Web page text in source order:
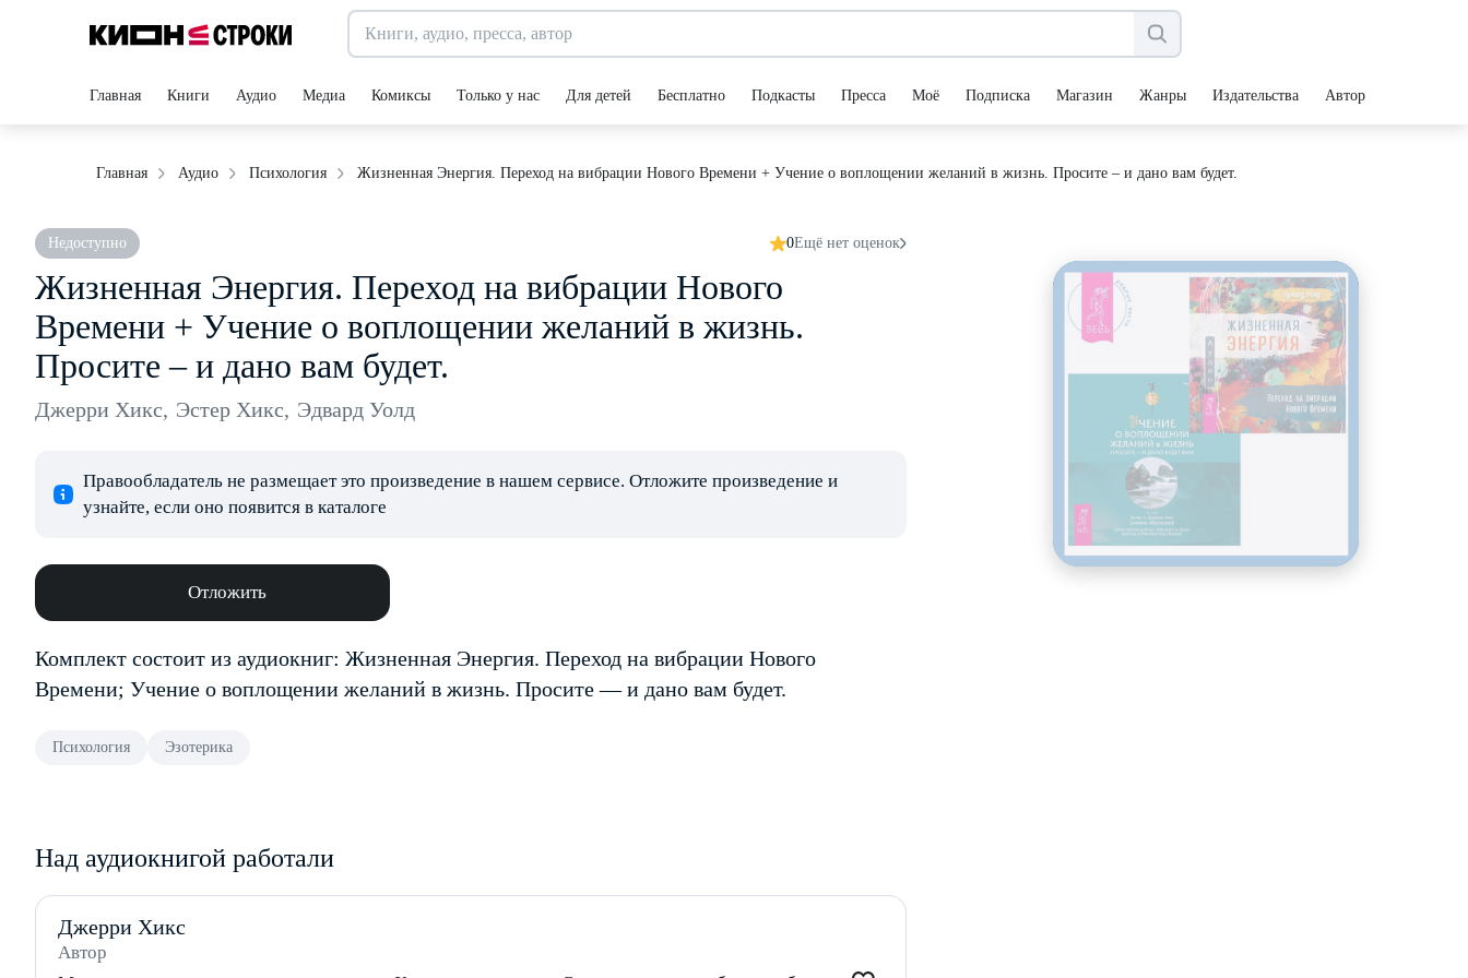
Главная Книги Аудио Медиа Комиксы Только у нас Для детей Бесплатно Подкасты Пресса Моё Подписка Магазин Жанры Издательства Авторы
Главная Аудио Психология Жизненная Энергия. Переход на вибрации Нового Времени + Учение о воплощении желаний в жизнь. Просите – и дано вам будет.
Недоступно 0Ещё нет оценок
Жизненная Энергия. Переход на вибрации Нового
Времени + Учение о воплощении желаний в жизнь.
Просите – и дано вам будет.
Джерри Хикс, Эстер Хикс, Эдвард Уолд
Правообладатель не размещает это произведение в нашем сервисе. Отложите произведение и
узнайте, если оно появится в каталоге
Отложить
Комплект состоит из аудиокниг: Жизненная Энергия. Переход на вибрации Нового
Времени; Учение о воплощении желаний в жизнь. Просите — и дано вам будет.
Психология Эзотерика
Над аудиокнигой работали
Джерри Хикс
Автор